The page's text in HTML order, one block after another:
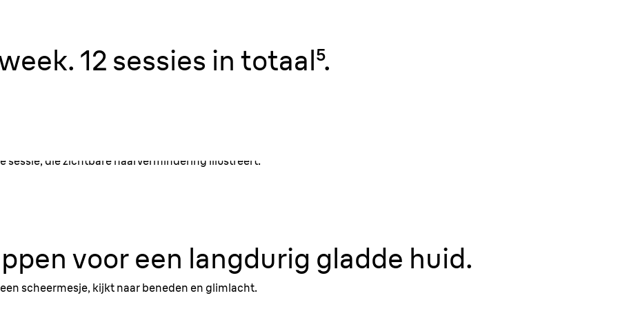
week
12 sessies in totaal⁵.
voor een langdurig gladde huid.